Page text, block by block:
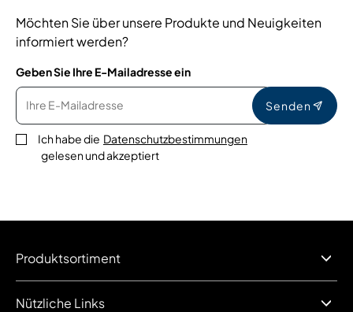
Möchten Sie über unsere Produkte und Neuigkeiten
informiert werden?
Geben Sie Ihre E-Mailadresse ein
Senden
Ich habe die Datenschutzbestimmungen
gelesen und akzeptiert
Produktsortiment
Nützliche Links